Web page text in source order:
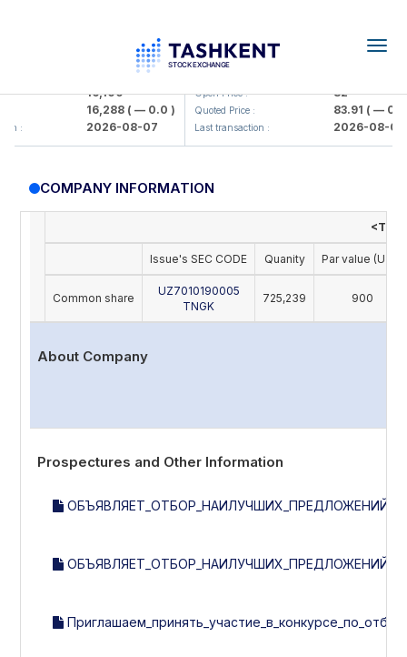
16,100
16,288( — 0.0 )
2026-08-07
KFSK (<Kafolat sug'urta
Open Price : 82
Quoted Price : 83.91( — 0.0 )
Last transaction : 2026-08-07
COMPANY INFORMATION
Issue's SEC CODE Quanity Par value (UZS)
Common share
UZ7010190005
TNGK
725,239 900
About Company
Prospectures and Other Information